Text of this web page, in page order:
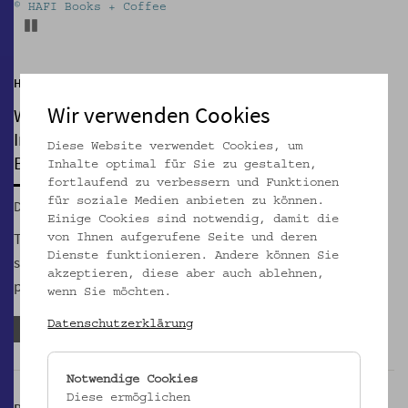
© HAFI Books + Coffee
Hof der Kulturen
WORKSHOP
Ink & Thread: Sensory Writing & Notebook
Binding
Di, 19.05.2026, 17:00 – 21:00
This workshop unfolds in two parts: we begin by diving into
sensory writing, then move on to crafting small handmade-
paper notebooks for your stories, thoughts and reflections.
Anmeldefrist abgelaufen
Wir verwenden Cookies
Diese Website verwendet Cookies, um
Inhalte optimal für Sie zu gestalten,
fortlaufend zu verbessern und Funktionen
für soziale Medien anbieten zu können.
Einige Cookies sind notwendig, damit die
von Ihnen aufgerufene Seite und deren
Dienste funktionieren. Andere können Sie
akzeptieren, diese aber auch ablehnen,
wenn Sie möchten.
Datenschutzerklärung
Notwendige Cookies
Diese ermöglichen